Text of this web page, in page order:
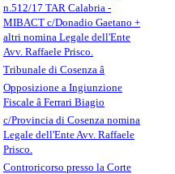
n.512/17 TAR Calabria -
MIBACT c/Donadio Gaetano +
altri nomina Legale dell'Ente
Avv. Raffaele Prisco.
Tribunale di Cosenza â
Opposizione a Ingiunzione
Fiscale â Ferrari Biagio
c/Provincia di Cosenza nomina
Legale dell'Ente Avv. Raffaele
Prisco.
Controricorso presso la Corte